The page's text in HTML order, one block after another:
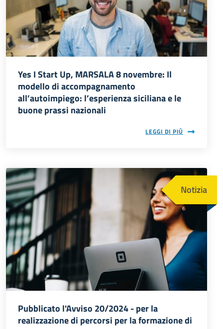
Yes I Start Up, MARSALA 8 novembre: Il
modello di accompagnamento
all’autoimpiego: l’esperienza siciliana e le
buone prassi nazionali
LEGGI DI PIÙ
Immagine
Notizia
Pubblicato l'Avviso 20/2024 - per la
realizzazione di percorsi per la formazione di